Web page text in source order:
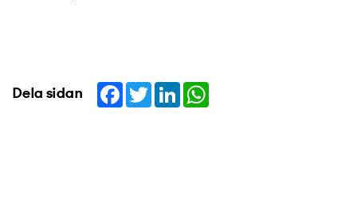
Dela sidan Facebook
TwitterLinkedIn